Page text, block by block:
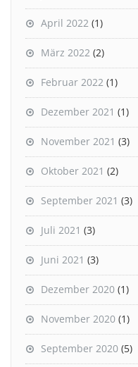
April 2022 (1)
März 2022 (2)
Februar 2022 (1)
Dezember 2021 (1)
November 2021 (3)
Oktober 2021 (2)
September 2021 (3)
Juli 2021 (3)
Juni 2021 (3)
Dezember 2020 (1)
November 2020 (1)
September 2020 (5)